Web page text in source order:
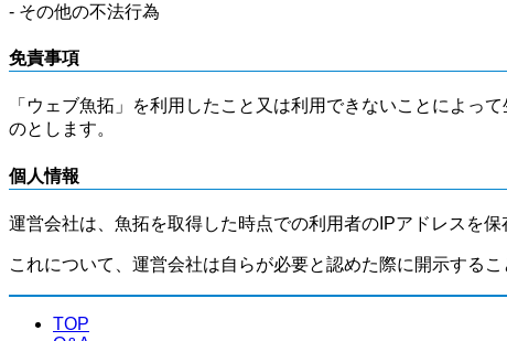
- その他の不法行為
免責事項
「ウェブ魚拓」を利用したこと又は利用できないことによっ
のとします。
個人情報
運営会社は、魚拓を取得した時点での利用者のIPアドレスを保
これについて、運営会社は自らが必要と認めた際に開示するこ
TOP